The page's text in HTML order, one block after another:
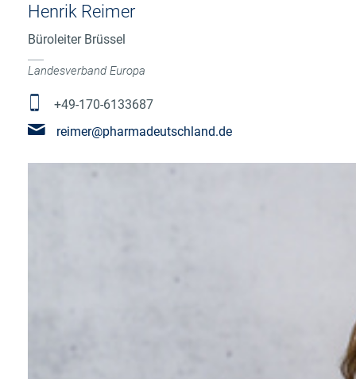
Henrik Reimer
Büroleiter Brüssel
Landesverband Europa
+49-170-6133687
reimer@pharmadeutschland.de